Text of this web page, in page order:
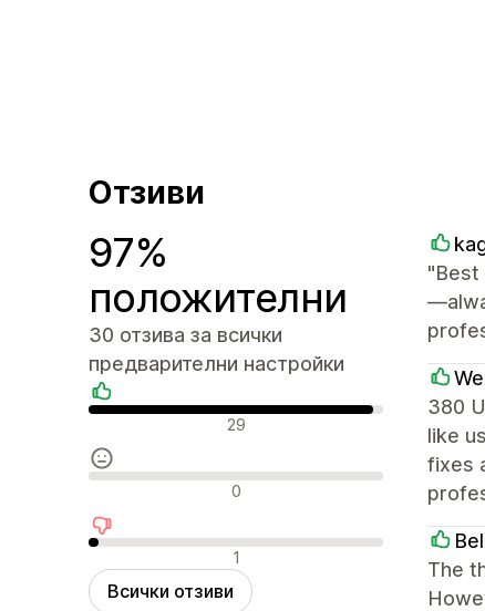
Отзиви
97%
положителни
30 отзива за всички
предварителни настройки
Положителни отзиви
29
Неутрални отзиви
0
Отрицателни отзиви
1
Всички отзиви
"Best
380
like
fixes
The